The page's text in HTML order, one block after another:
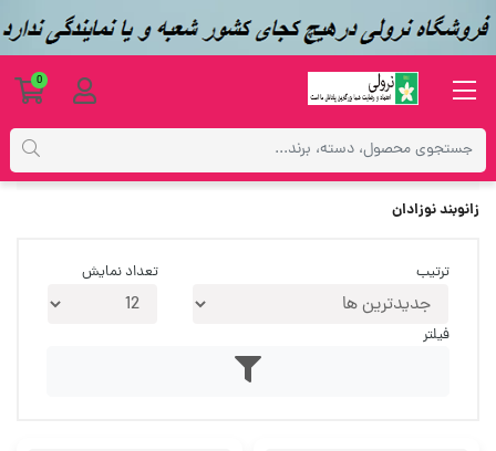
زانوبند نوزادان
ترتیب تعداد نمایش
فیلتر
0